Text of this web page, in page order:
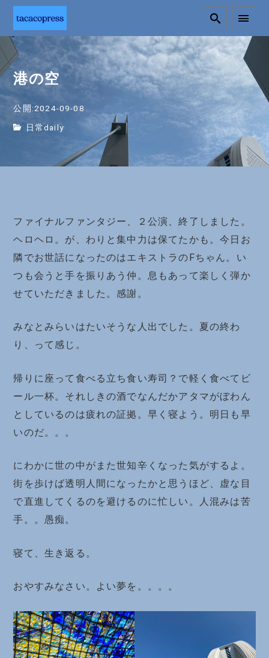
港の空
公開:2024-09-08
日常daily
ファイナルファンタジー、２公演、終了しました。
ヘロヘロ。が、わりと集中力は保てたかも。今日お
隣でお世話になったのはエキストラのFちゃん。い
つも会うと手を振りあう仲。息もあって楽しく弾か
せていただきました。感謝。
みなとみらいはたいそうな人出でした。夏の終わ
り、って感じ。
帰りに座って食べる立ち食い寿司？で軽く食べてビ
ール一杯。それしきの酒でなんだかアタマがぼわん
としているのは疲れの証拠。早く寝よう。明日も早
いのだ。。。
にわかに世の中がまた世知辛くなった気がするよ。
街を歩けば透明人間になったかと思うほど、虚な目
で直進してくるのを避けるのに忙しい。人混みは苦
手。。愚痴。
寝て、生き返る。
おやすみなさい。よい夢を。。。。